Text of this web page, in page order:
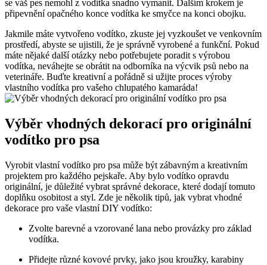
se váš pes nemohl z vodítka snadno vymanit. Dalším krokem je
připevnění opačného konce vodítka ke smyčce na konci obojku.
Jakmile máte vytvořeno vodítko, zkuste jej vyzkoušet ve venkovním
prostředí, abyste se ujistili, že je správně vyrobené a funkční. Pokud
máte nějaké další otázky nebo potřebujete poradit s výrobou
vodítka, neváhejte se obrátit na odborníka na výcvik psů nebo na
veterináře. Buďte kreativní a pořádně si užijte proces výroby
vlastního vodítka pro vašeho chlupatého kamaráda!
Výběr vhodných dekorací pro originální
vodítko pro psa
Vyrobit vlastní vodítko pro psa může být zábavným a kreativním
projektem pro každého pejskaře. Aby bylo vodítko opravdu
originální, je důležité vybrat správné dekorace, které dodají tomuto
doplňku osobitost a styl. Zde je několik tipů, jak vybrat vhodné
dekorace pro vaše vlastní DIY vodítko:
Zvolte barevné a vzorované lana nebo provázky pro základ
vodítka.
Přidejte různé kovové prvky, jako jsou kroužky, karabiny